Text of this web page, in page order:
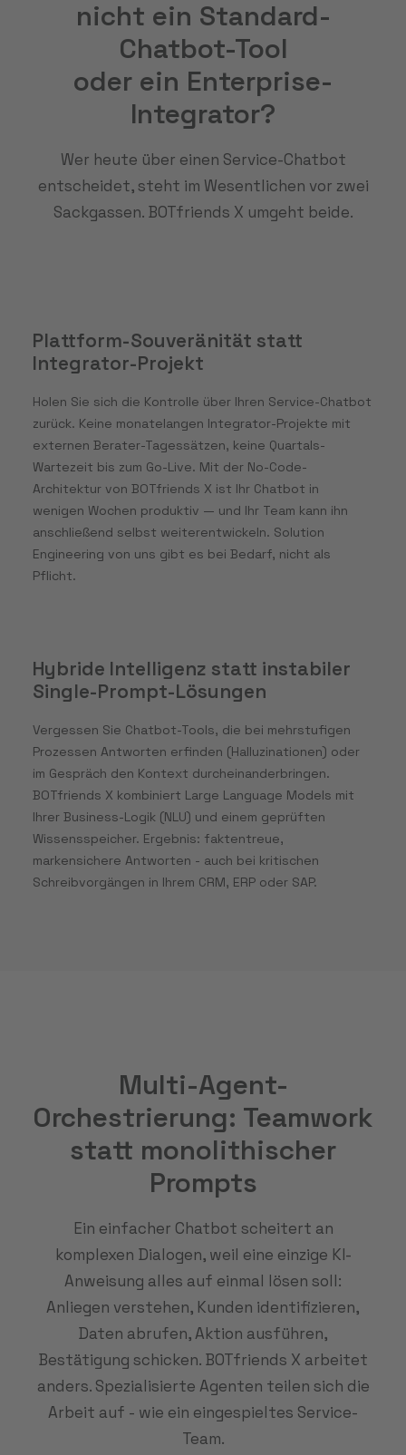
nicht ein Standard-
Chatbot-Tool
oder ein Enterprise-
Integrator?
Wer heute über einen Service-Chatbot
entscheidet, steht im Wesentlichen vor zwei
Sackgassen. BOTfriends X umgeht beide.
Plattform-Souveränität statt
Integrator-Projekt
Holen Sie sich die Kontrolle über Ihren Service-Chatbot
zurück. Keine monatelangen Integrator-Projekte mit
externen Berater-Tagessätzen, keine Quartals-
Wartezeit bis zum Go-Live. Mit der No-Code-
Architektur von BOTfriends X ist Ihr Chatbot in
wenigen Wochen produktiv — und Ihr Team kann ihn
anschließend selbst weiterentwickeln. Solution
Engineering von uns gibt es bei Bedarf, nicht als
Pflicht.
Hybride Intelligenz statt instabiler
Single-Prompt-Lösungen
Vergessen Sie Chatbot-Tools, die bei mehrstufigen
Prozessen Antworten erfinden (Halluzinationen) oder
im Gespräch den Kontext durcheinanderbringen.
BOTfriends X kombiniert Large Language Models mit
Ihrer Business-Logik (NLU) und einem geprüften
Wissensspeicher. Ergebnis: faktentreue,
markensichere Antworten - auch bei kritischen
Schreibvorgängen in Ihrem CRM, ERP oder SAP.
Multi-Agent-
Orchestrierung: Teamwork
statt monolithischer
Prompts
Ein einfacher Chatbot scheitert an
komplexen Dialogen, weil eine einzige KI-
Anweisung alles auf einmal lösen soll:
Anliegen verstehen, Kunden identifizieren,
Daten abrufen, Aktion ausführen,
Bestätigung schicken. BOTfriends X arbeitet
anders. Spezialisierte Agenten teilen sich die
Arbeit auf - wie ein eingespieltes Service-
Team.